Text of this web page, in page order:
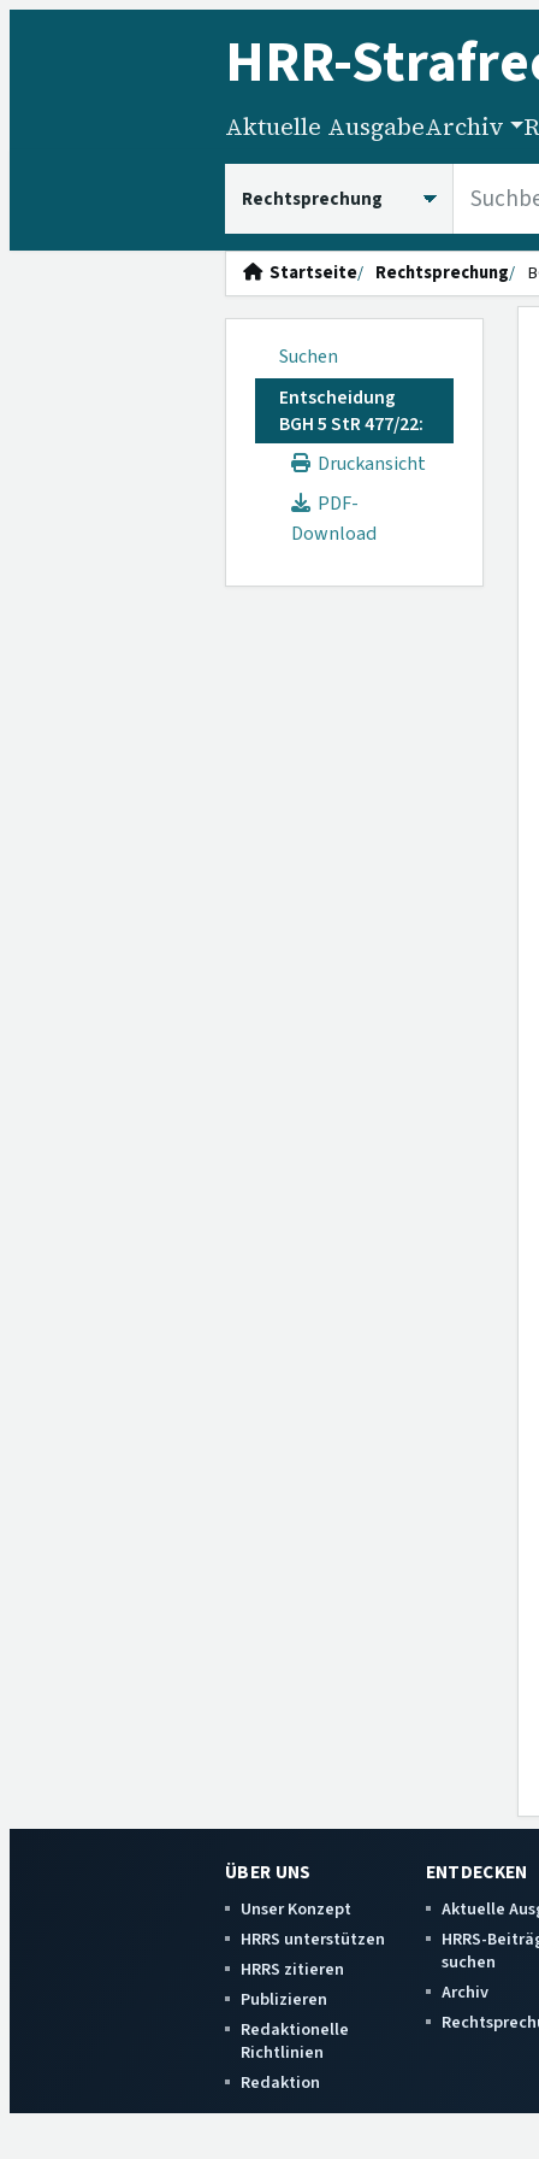
HRR-
Aktuelle AusgabeArchiv
Startseite Rechtsprechung
Suchen
Entscheidung
BGH 5 StR 477/22:
Druckansicht
PDF-
Download
ÜBER UNS
Unser Konzept
HRRS unterstützen
HRRS zitieren
Publizieren
Redaktionelle
Richtlinien
Redaktion
ENTDECKEN
Aktuelle
HRRS-
suchen
Archiv